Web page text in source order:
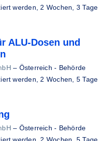
werden, 2 Wochen, 3 Tage
ALU-Dosen und
– Österreich - Behörde
werden, 2 Wochen, 5 Tage
– Österreich - Behörde